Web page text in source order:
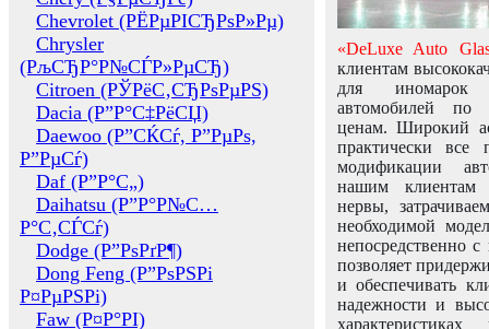
Chevrolet (РЁРµРІСЂРѕР»Рµ)
Chrysler
(РљСЂР°Р№СЃР»РµСЂ)
Citroen (РЎРёС‚СЂРѕРµРЅ)
Dacia (Р”Р°С‡РёСЏ)
Daewoo (Р”СЌСѓ, Р”РµРѕ,
Р”РµСѓ)
Daf (Р”Р°С„)
Daihatsu (Р”Р°Р№С…
Р°С‚СЃСѓ)
Dodge (Р”РѕРґР¶)
Dong Feng (Р”РѕРЅРі
Р¤РµРЅРі)
Faw (Р¤Р°РІ)
«DeLuxe Auto
клиентам
для иномарок
автомобилей
ценам. Широкий
практически все
модификации
нашим клиентам
нервы,
необходимой
непосредственно
позволяет
и обеспечивать
надежности и